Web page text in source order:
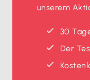
unserem
30
Der